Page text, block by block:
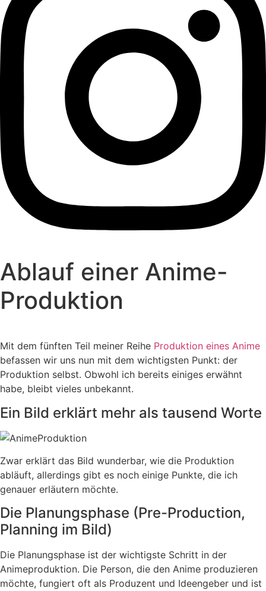
Ablauf einer Anime-
Produktion
Mit dem fünften Teil meiner Reihe Produktion eines Anime
befassen wir uns nun mit dem wichtigsten Punkt: der
Produktion selbst. Obwohl ich bereits einiges erwähnt
habe, bleibt vieles unbekannt.
Ein Bild erklärt mehr als tausend Worte
Zwar erklärt das Bild wunderbar, wie die Produktion
abläuft, allerdings gibt es noch einige Punkte, die ich
genauer erläutern möchte.
Die Planungsphase (Pre-Production,
Planning im Bild)
Die Planungsphase ist der wichtigste Schritt in der
Animeproduktion. Die Person, die den Anime produzieren
möchte, fungiert oft als Produzent und Ideengeber und ist